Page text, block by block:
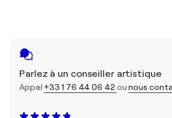
Parlez à un conseiller artistique
Appel +33 1 76 44 06 42 ounous